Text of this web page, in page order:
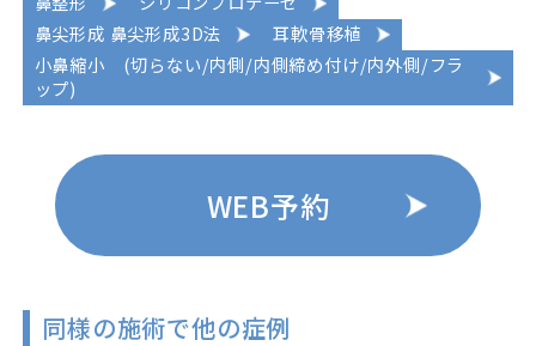
鼻尖形成 鼻尖形成3D法
耳軟骨移植
小鼻縮小 (切らない/内側/内側締め付け/内外側/フラ
ップ)
WEB予約
同様の施術で他の症例